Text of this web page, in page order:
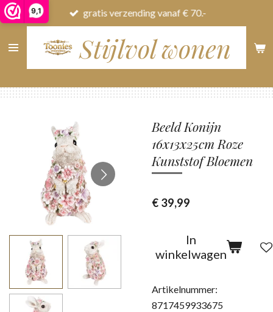
9,1
Ga
direct
naar
Stijlvol wonen
gratis verzending vanaf € 70.-
Beeld Konijn
16x13x25cm Roze
Kunststof Bloemen
€ 39,99
In
winkelwagen
Artikelnummer:
8717459933675